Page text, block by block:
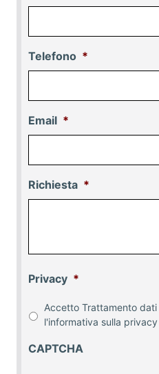
Telefono *
Email *
Richiesta *
Privacy *
Accetto Trattamento
l'informativa sulla privacy
CAPTCHA